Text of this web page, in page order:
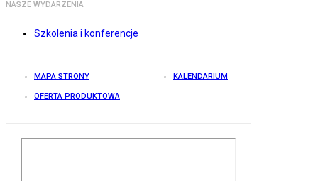
NASZE WYDARZENIA
Szkolenia i konferencje
MAPA STRONY KALENDARIUM
OFERTA PRODUKTOWA